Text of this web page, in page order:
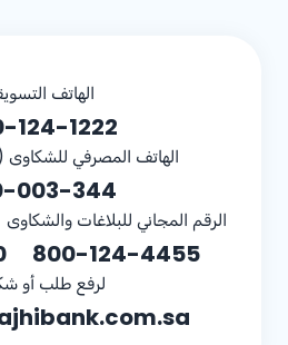
الهاتف
124-1222
الهاتف المصرفي للشكاوى
003-344
الرقم المجاني للبلاغات والشكاوى
800-124-4455
لرفع طلب أو